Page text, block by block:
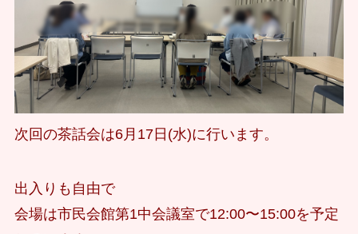
次回の茶話会は6月17日(水)に行います。
出入りも自由で
会場は市民会館第1中会議室で12:00〜15:00を予定